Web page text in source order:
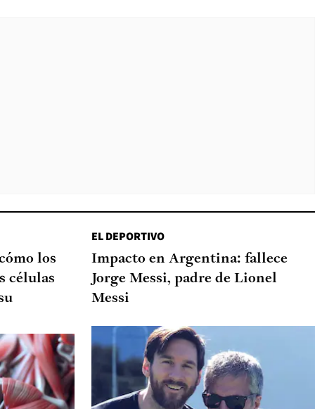
los
células
EL DEPORTIVO
Impacto en Argentina: fallece
Jorge Messi, padre de Lionel
Messi